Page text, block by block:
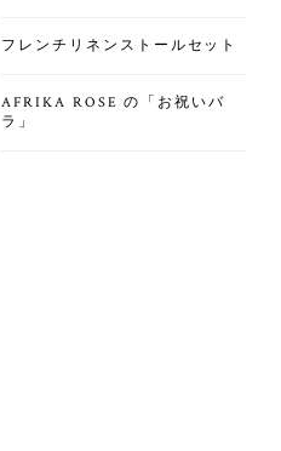
フレンチリネンストールセット
AFRIKA ROSE の「お祝いバ
ラ」